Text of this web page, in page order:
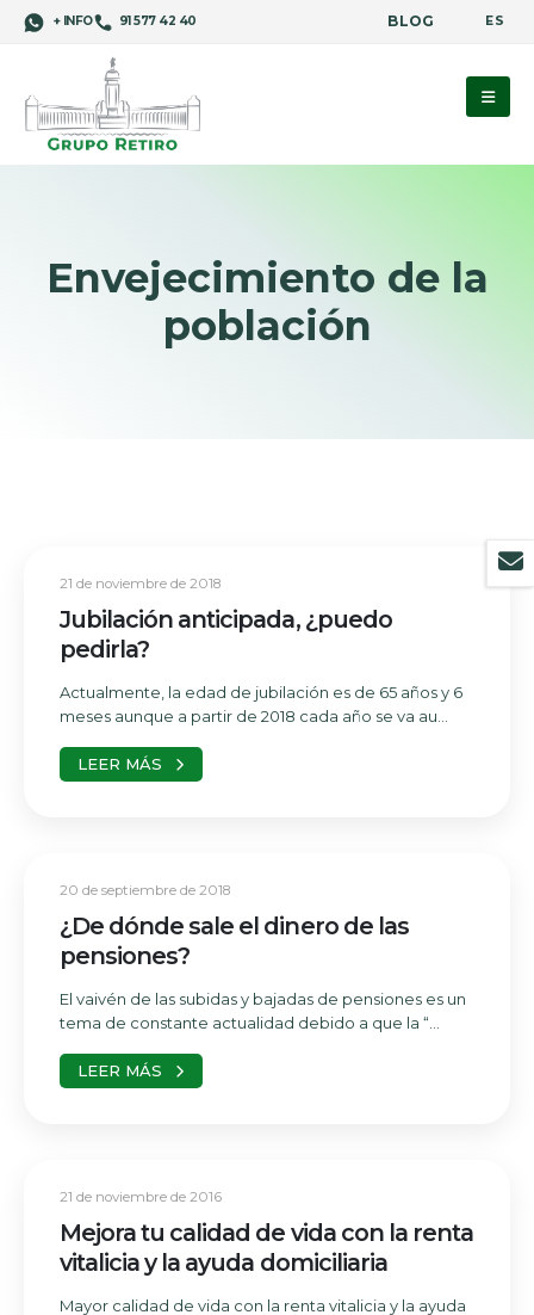
+ INFO 91 577 42 40 BLOG ES
Envejecimiento de la
población
21 de noviembre de 2018
Jubilación anticipada, ¿puedo
pedirla?
Actualmente, la edad de jubilación es de 65 años y 6
meses aunque a partir de 2018 cada año se va au...
LEER MÁS
20 de septiembre de 2018
¿De dónde sale el dinero de las
pensiones?
El vaivén de las subidas y bajadas de pensiones es un
tema de constante actualidad debido a que la “...
LEER MÁS
21 de noviembre de 2016
Mejora tu calidad de vida con la renta
vitalicia y la ayuda domiciliaria
Mayor calidad de vida con la renta vitalicia y la ayuda